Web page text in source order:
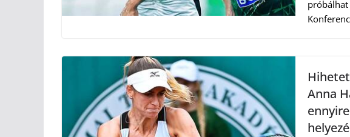
próbálhat
Anna